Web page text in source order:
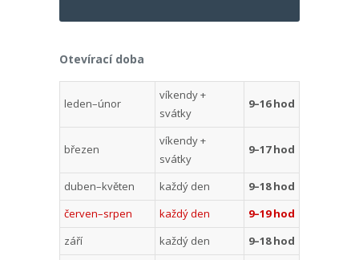
Otevírací doba
leden–únor
víkendy +
svátky
9–16 hod
březen
víkendy +
svátky
9–17 hod
duben–květen každý den
9–18 hod
červen–srpen
každý den
9–19 hod
září
každý den
9–18 hod